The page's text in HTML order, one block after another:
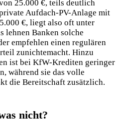
25.000 €, teils deutlich
Aufdach-PV-Anlage mit
€, liegt also oft unter
lehnen Banken solche
empfehlen einen regulären
zunichtemacht. Hinzu
ist bei KfW-Krediten geringer
während sie das volle
die Bereitschaft zusätzlich.
nicht?